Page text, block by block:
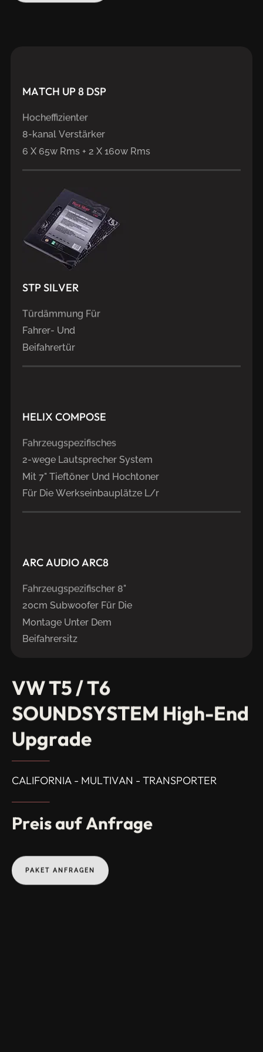
MATCH UP8 DSP
Hocheffizienter
8-kanal Verstärker
6 X 65w Rms + 2 X 160w Rms
STPSILVER
Türdämmung Für
Fahrer- Und
Beifahrertür
HELIX COMPOSE
Fahrzeugspezifisches
2-wege Lautsprecher System
Mit 7" Tieftöner Und Hochtoner
Für Die Werkseinbauplätze L/r
ARCAUDIOARC8
Fahrzeugspezifischer 8"
20cm Subwoofer Für Die
Montage Unter Dem
Beifahrersitz
VWT5/T6
SOUNDSYSTEM High-End
Upgrade
CALIFORNIA - MULTIVAN - TRANSPORTER
PreisaufAnfrage
PAKET ANFRAGEN